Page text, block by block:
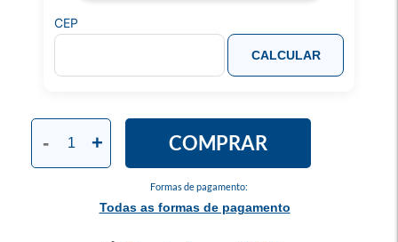
Formas de pagamento:
Todas as formas de pagamento
- + COMPRAR
CEP
CALCULAR